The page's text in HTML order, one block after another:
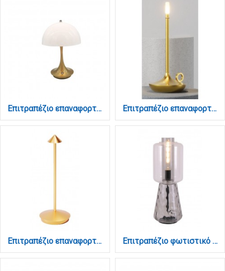
Επιτραπέζιο επαναφορτιζόμενο φωτιστικό 3CCT σε χρυσή απόχρωση (3034-Golden) Επιτραπέζιο επαναφορτιζόμενο φωτιστικό 3CCT σε χρυσή απόχρωση (3067-golden)
Επιτραπέζιο επαναφορτιζόμενο φωτιστικό 3CCT σε χρυσή απόχρωση (3068-golden) Επιτραπέζιο φωτιστικό 1xE27 απο διάφανο γυαλί (3060-Smoky/transparent)